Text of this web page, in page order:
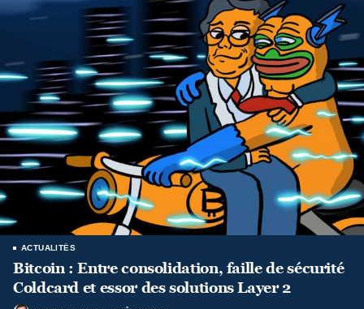
ACTUALITÉS
Bitcoin : Entre consolidation, faille de sécurité
Coldcard et essor des solutions Layer 2